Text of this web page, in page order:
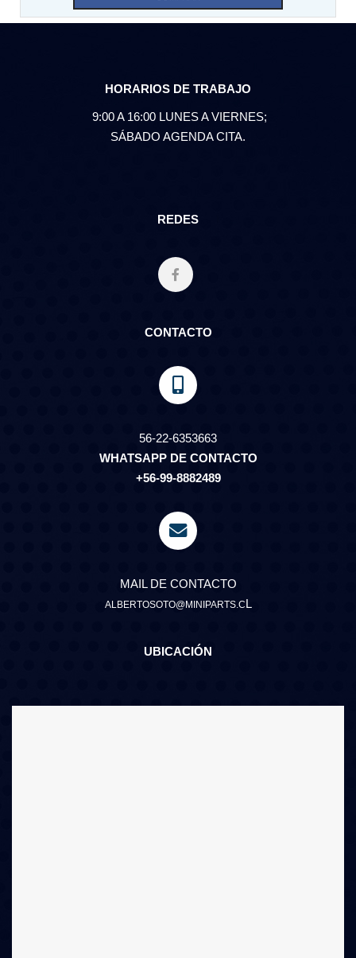
HORARIOS DE TRABAJO
9:00 A 16:00 LUNES A VIERNES;
SÁBADO AGENDA CITA.
REDES
CONTACTO
56-22-6353663
WHATSAPP DE CONTACTO
+56-99-8882489
MAIL DE CONTACTO
ALBERTOSOTO@MINIPARTS.CL
UBICACIÓN